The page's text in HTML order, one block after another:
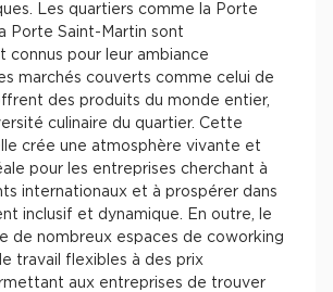
Les quartiers comme la Porte
Porte Saint-Martin sont
connus pour leur ambiance
marchés couverts comme celui de
des produits du monde entier,
culinaire du quartier. Cette
crée une atmosphère vivante et
pour les entreprises cherchant à
internationaux et à prospérer dans
inclusif et dynamique. En outre, le
de nombreux espaces de coworking
travail flexibles à des prix
aux entreprises de trouver